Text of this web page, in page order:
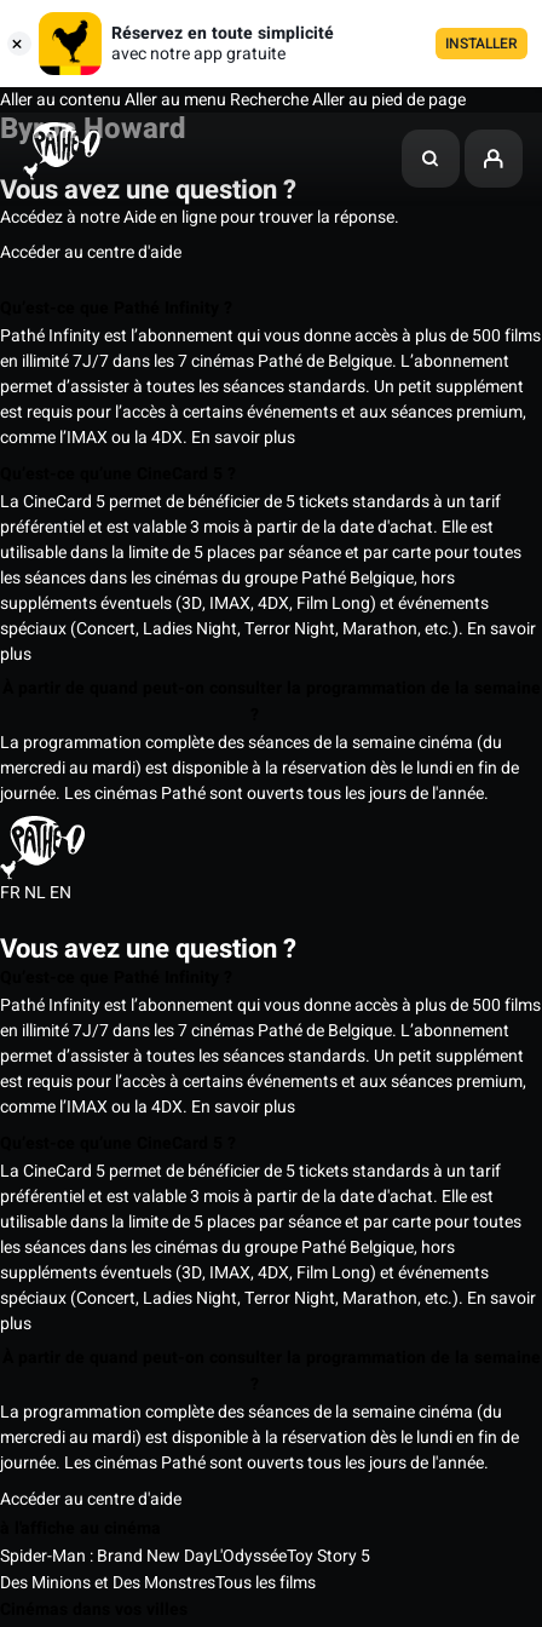
Réservez en toute simplicité
avec notre app gratuite
INSTALLER
Aller au contenuAller au menu RechercheAller au pied de page
Byron Howard
Vous avez une question ?
Accédez à notre Aide en ligne pour trouver la réponse.
Accéder au centre d'aide
Pathé Infinity est l’abonnement qui vous donne accès à plus de 500 films
en illimité 7J/7 dans les 7 cinémas Pathé de Belgique. L’abonnement
permet d’assister à toutes les séances standards. Un petit supplément
est requis pour l’accès à certains événements et aux séances premium,
comme l’IMAX ou la 4DX. En savoir plus
La CineCard 5 permet de bénéficier de 5 tickets standards à un tarif
préférentiel et est valable 3 mois à partir de la date d'achat. Elle est
utilisable dans la limite de 5 places par séance et par carte pour toutes
les séances dans les cinémas du groupe Pathé Belgique, hors
suppléments éventuels (3D, IMAX, 4DX, Film Long) et événements
spéciaux (Concert, Ladies Night, Terror Night, Marathon, etc.). En savoir
plus
La programmation complète des séances de la semaine cinéma (du
mercredi au mardi) est disponible à la réservation dès le lundi en fin de
journée. Les cinémas Pathé sont ouverts tous les jours de l'année.
FRNLEN
Vous avez une question ?
Pathé Infinity est l’abonnement qui vous donne accès à plus de 500 films
en illimité 7J/7 dans les 7 cinémas Pathé de Belgique. L’abonnement
permet d’assister à toutes les séances standards. Un petit supplément
est requis pour l’accès à certains événements et aux séances premium,
comme l’IMAX ou la 4DX. En savoir plus
La CineCard 5 permet de bénéficier de 5 tickets standards à un tarif
préférentiel et est valable 3 mois à partir de la date d'achat. Elle est
utilisable dans la limite de 5 places par séance et par carte pour toutes
les séances dans les cinémas du groupe Pathé Belgique, hors
suppléments éventuels (3D, IMAX, 4DX, Film Long) et événements
spéciaux (Concert, Ladies Night, Terror Night, Marathon, etc.). En savoir
plus
La programmation complète des séances de la semaine cinéma (du
mercredi au mardi) est disponible à la réservation dès le lundi en fin de
journée. Les cinémas Pathé sont ouverts tous les jours de l'année.
Accéder au centre d'aide
Spider-Man : Brand New DayL'OdysséeToy Story 5
Des Minions et Des MonstresTous les films